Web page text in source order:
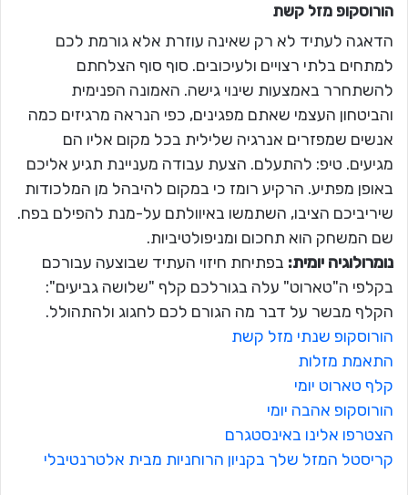
הורוסקופ מזל קשת
הדאגה לעתיד לא רק שאינה עוזרת אלא גורמת לכם
למתחים בלתי רצויים ולעיכובים. סוף סוף הצלחתם
להשתחרר באמצעות שינוי גישה. האמונה הפנימית
והביטחון העצמי שאתם מפגינים, כפי הנראה מרגיזים כמה
אנשים שמפזרים אנרגיה שלילית בכל מקום אליו הם
מגיעים. טיפ: להתעלם. הצעת עבודה מעניינת תגיע אליכם
באופן מפתיע. הרקיע רומז כי במקום להיבהל מן המלכודות
שיריביכם הציבו, השתמשו באיוולתם על-מנת להפילם בפח.
שם המשחק הוא תחכום ומניפולטיביות.
נומרולוגיה יומית: בפתיחת חיזוי העתיד שבוצעה עבורכם
בקלפי ה"טארוט" עלה בגורלכם קלף "שלושה גביעים":
הקלף מבשר על דבר מה הגורם לכם לחגוג ולהתהולל.
הורוסקופ שנתי מזל קשת
התאמת מזלות
קלף טארוט יומי
הורוסקופ אהבה יומי
הצטרפו אלינו באינסטגרם
קריסטל המזל שלך בקניון הרוחניות מבית אלטרנטיבלי